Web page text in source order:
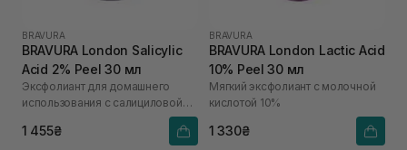
BRAVURA
BRAVURA London Salicylic
Acid 2% Peel 30 мл
Эксфолиант для домашнего
использования с салициловой
1 455₴
BRAVURA
BRAVURA London Lactic Acid
10% Peel 30 мл
Мягкий эксфолиант с молочной
кислотой 10%
1 330₴